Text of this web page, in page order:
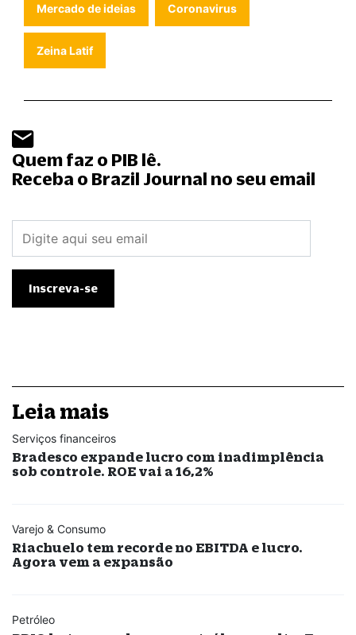
Mercado de ideias Coronavirus
Zeina Latif
Quem faz o PIB lê.
Receba o Brazil Journal no seu email
Leia mais
Serviços financeiros
Bradesco expande lucro com inadimplência
sob controle. ROE vai a 16,2%
Varejo & Consumo
Riachuelo tem recorde no EBITDA e lucro.
Agora vem a expansão
Petróleo